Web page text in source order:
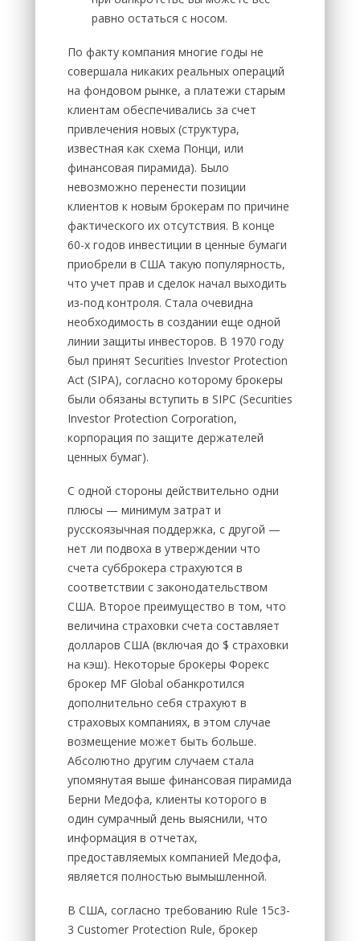
равно остаться с носом.
По факту компания многие годы не
совершала никаких реальных операций
на фондовом рынке, а платежи старым
клиентам обеспечивались за счет
привлечения новых (структура,
известная как схема Понци, или
финансовая пирамида). Было
невозможно перенести позиции
клиентов к новым брокерам по причине
фактического их отсутствия. В конце
60-х годов инвестиции в ценные бумаги
приобрели в США такую популярность,
что учет прав и сделок начал выходить
из-под контроля. Стала очевидна
необходимость в создании еще одной
линии защиты инвесторов. В 1970 году
был принят Securities Investor Protection
Act (SIPA), согласно которому брокеры
были обязаны вступить в SIPC (Securities
Investor Protection Corporation,
корпорация по защите держателей
ценных бумаг).
C одной стороны действительно одни
плюсы — минимум затрат и
русскоязычная поддержка, с другой —
нет ли подвоха в утверждении что
счета субброкера страхуются в
соответствии с законодательством
США. Второе преимущество в том, что
величина страховки счета составляет
долларов США (включая до $ страховки
на кэш). Некоторые брокеры Форекс
брокер MF Global обанкротился
дополнительно себя страхуют в
страховых компаниях, в этом случае
возмещение может быть больше.
Абсолютно другим случаем стала
упомянутая выше финансовая пирамида
Берни Медофа, клиенты которого в
один сумрачный день выяснили, что
информация в отчетах,
предоставляемых компанией Медофа,
является полностью вымышленной.
В США, согласно требованию Rule 15c3-
3 Customer Protection Rule, брокер